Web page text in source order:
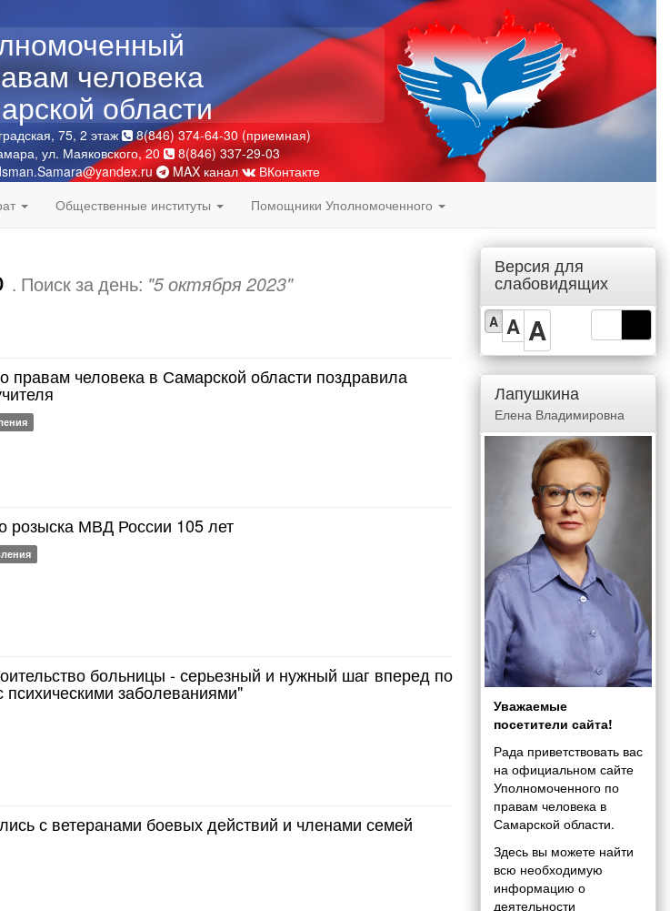
человека
области
75, 2 этаж
8(846) 374-64-30 (приемная)
ул. Маяковского, 20
8(846) 337-29-03
MAX канал ВКонтакте
Общественные институты Помощники Уполномоченного
. Поиск за день: "5 октября 2023"
правам человека в Самарской области поздравила
розыска МВД России 105 лет
больницы - серьезный и нужный шаг вперед по
заболеваниями"
с ветеранами боевых действий и членами семей
Версия для
слабовидящих
A A A
Лапушкина
Елена Владимировна
Уважаемые
посетители сайта!
Рада приветствовать вас
на официальном сайте
Уполномоченного по
правам человека в
Самарской области.
Здесь вы можете найти
всю необходимую
информацию о
деятельности